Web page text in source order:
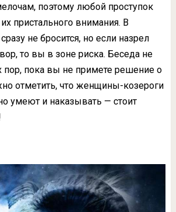
поэтому любой проступок
пристального внимания. В
не бросится, но если назрел
то вы в зоне риска. Беседа не
пор, пока вы не примете решение о
отметить, что женщины-козероги
умеют и наказывать — стоит